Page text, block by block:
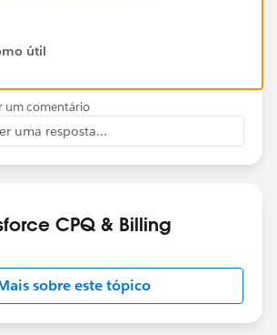
have: Up to 1,000 values. Up to
value.
útil
um comentário
uma resposta...
CPQ & Billing
sobre este tópico